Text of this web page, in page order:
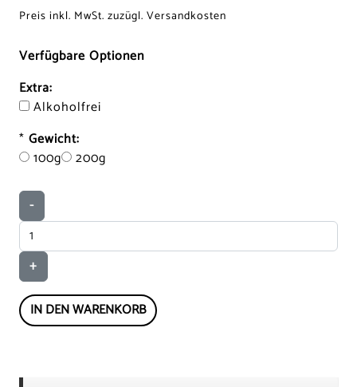
Preis inkl. MwSt. zuzügl. Versandkosten
Verfügbare Optionen
Extra:
Alkoholfrei
* Gewicht:
100g
200g
-
+
IN DEN WARENKORB